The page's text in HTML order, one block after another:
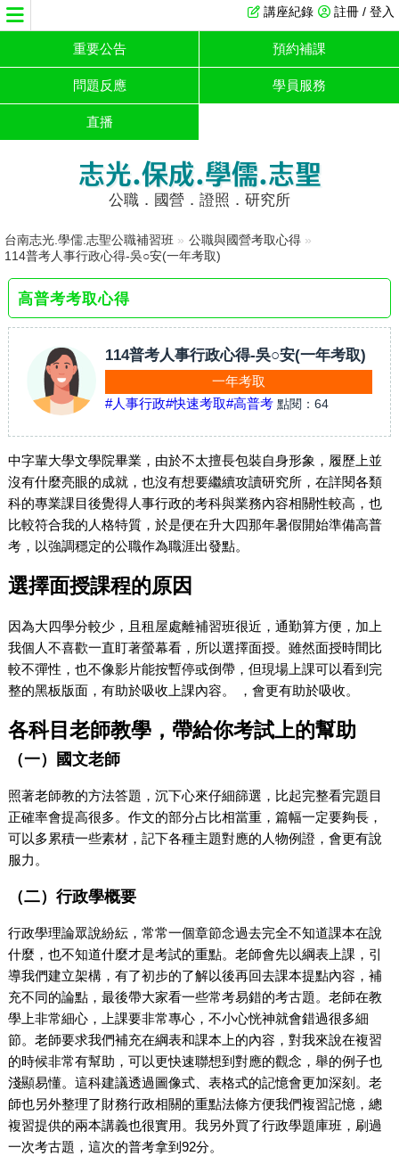
註冊 / 登入
講座紀錄
重要公告 預約補課
問題反應 學員服務
直播
志光.保成.學儒.志聖
公職．國營．證照．研究所
台南志光.學儒.志聖公職補習班 » 公職與國營考取心得 »
114普考人事行政心得-吳○安(一年考取)
高普考考取心得
114普考人事行政心得-吳○安(一年考取)
一年考取
#人事行政#快速考取#高普考 點閱： 64
中字輩大學文學院畢業，由於不太擅長包裝自身形象，履歷上並
沒有什麼亮眼的成就，也沒有想要繼續攻讀研究所，在詳閱各類
科的專業課目後覺得人事行政的考科與業務內容相關性較高，也
比較符合我的人格特質，於是便在升大四那年暑假開始準備高普
考，以強調穩定的公職作為職涯出發點。
選擇面授課程的原因
因為大四學分較少，且租屋處離補習班很近，通勤算方便，加上
我個人不喜歡一直盯著螢幕看，所以選擇面授。雖然面授時間比
較不彈性，也不像影片能按暫停或倒帶，但現場上課可以看到完
整的黑板版面，有助於吸收上課內容。 ，會更有助於吸收。
各科目老師教學，帶給你考試上的幫助
（一）國文老師
照著老師教的方法答題，沉下心來仔細篩選，比起完整看完題目
正確率會提高很多。作文的部分占比相當重，篇幅一定要夠長，
可以多累積一些素材，記下各種主題對應的人物例證，會更有說
服力。
（二）行政學概要
行政學理論眾說紛紜，常常一個章節念過去完全不知道課本在說
什麼，也不知道什麼才是考試的重點。老師會先以綱表上課，引
導我們建立架構，有了初步的了解以後再回去課本提點內容，補
充不同的論點，最後帶大家看一些常考易錯的考古題。老師在教
學上非常細心，上課要非常專心，不小心恍神就會錯過很多細
節。老師要求我們補充在綱表和課本上的內容，對我來說在複習
的時候非常有幫助，可以更快速聯想到對應的觀念，舉的例子也
淺顯易懂。這科建議透過圖像式、表格式的記憶會更加深刻。老
師也另外整理了財務行政相關的重點法條方便我們複習記憶，總
複習提供的兩本講義也很實用。我另外買了行政學題庫班，刷過
一次考古題，這次的普考拿到92分。